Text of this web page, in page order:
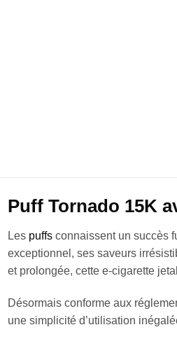
Puff Tornado 15K
Les puffs connaissent un succès
exceptionnel, ses saveurs
et prolongée, cette e-cigarette
Désormais conforme aux
une simplicité d’utilisation